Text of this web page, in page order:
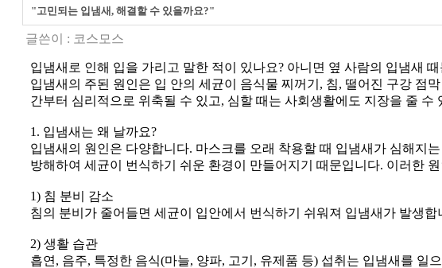
"고민되는 입냄새, 해결할 수 있을까요?"
글쓴이 : 코스모스
입냄새로 인해 입을 가리고 말한 적이 있나요? 아니면 옆 사람의 입냄새
입냄새의 주된 원인은 입 안의 세균이 음식물 찌꺼기, 침, 떨어진 구강 점
간부터 심리적으로 위축될 수 있고, 심할 때는 사회생활에도 지장을 줄
1. 입냄새는 왜 날까요?
입냄새의 원인은 다양합니다. 마스크를 오래 착용할 때 입냄새가 심해지
방해하여 세균이 번식하기 쉬운 환경이 만들어지기 때문입니다. 이러한
1) 침 분비 감소
침의 분비가 줄어들면 세균이 입안에서 번식하기 쉬워져 입냄새가 발생
2) 생활 습관
흡연, 음주, 특정한 음식(마늘, 양파, 고기, 유제품 등) 섭취는 입냄새를